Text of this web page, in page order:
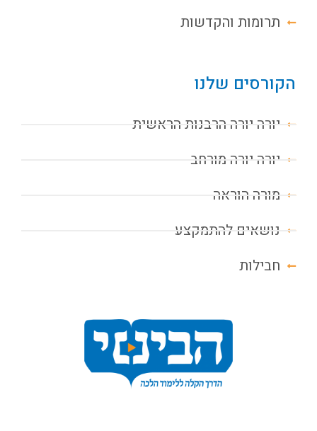
תרומות והקדשות
הקורסים שלנו
יורה יורה הרבנות הראשית
יורה יורה מורחב
מורה הוראה
נושאים להתמקצע
חבילות